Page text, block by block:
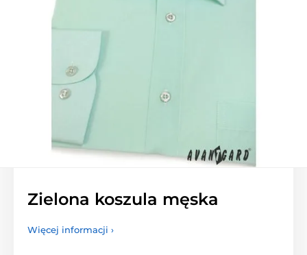
Zielona koszula męska
Więcej informacji ›